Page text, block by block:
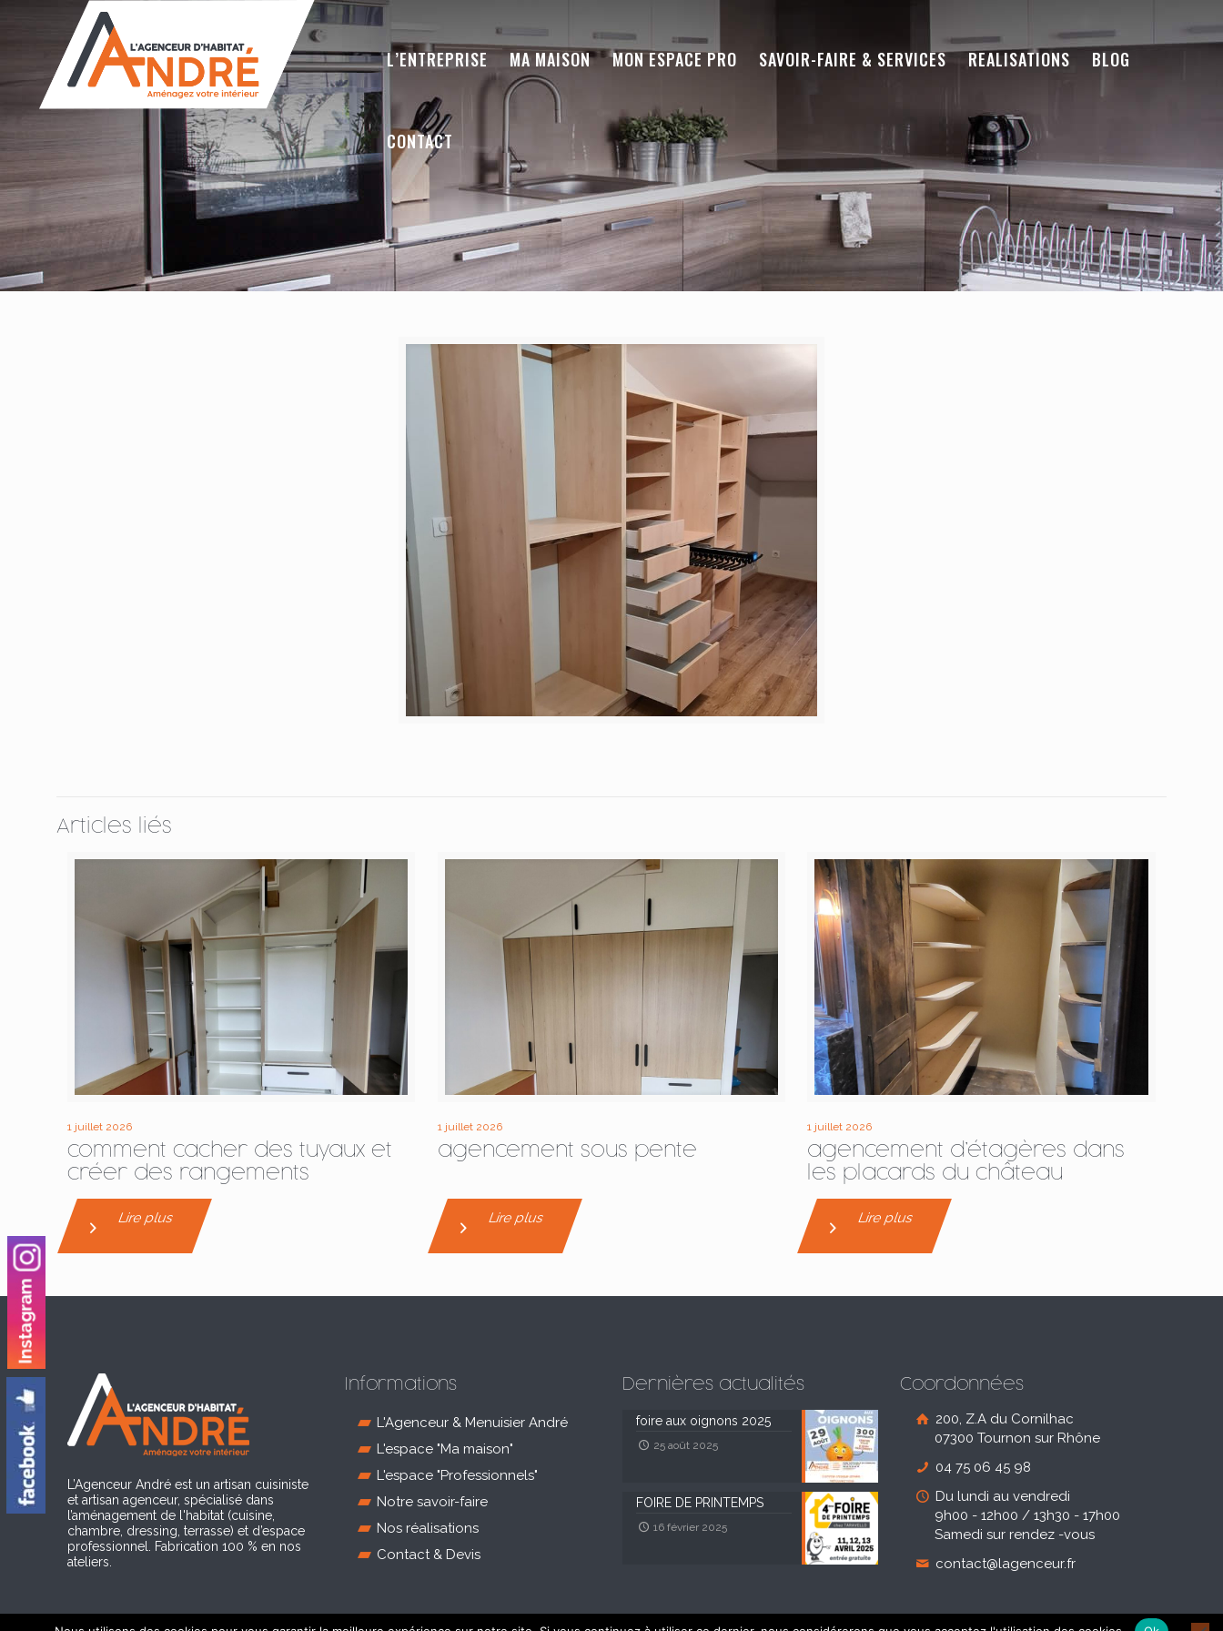
L’ENTREPRISE MA MAISON MON ESPACE PRO SAVOIR-FAIRE & SERVICES REALISATIONS BLOG
CONTACT
Articles liés
1 juillet 2026
comment cacher des tuyaux et
créer des rangements
Lire plus
1 juillet 2026
agencement sous pente
Lire plus
1 juillet 2026
agencement d’étagères dans
les placards du château
Lire plus
L’Agenceur André est un artisan cuisiniste
et artisan agenceur, spécialisé dans
l’aménagement de l'habitat (cuisine,
chambre, dressing, terrasse) et d’espace
professionnel. Fabrication 100 % en nos
ateliers.
Informations
L'Agenceur & Menuisier André
L'espace "Ma maison"
L'espace "Professionnels"
Notre savoir-faire
Nos réalisations
Contact & Devis
Dernières actualités
foire aux oignons 2025
25 août 2025
FOIRE DE PRINTEMPS
16 février 2025
Coordonnées
200, Z.A du Cornilhac
07300 Tournon sur Rhône
04 75 06 45 98
Du lundi au vendredi
9h00 - 12h00 / 13h30 - 17h00
Samedi sur rendez -vous
contact@lagenceur.fr